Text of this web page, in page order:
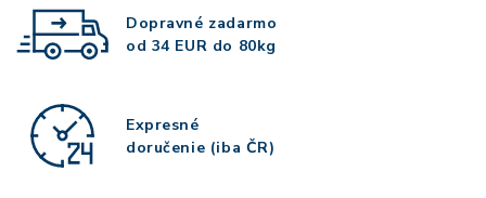
Dopravné zadarmo
od 34 EUR do 80kg
Expresné
doručenie (iba ČR)